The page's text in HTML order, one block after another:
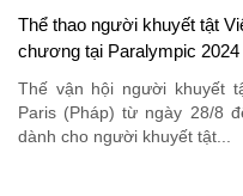
Thể thao người khuyết tật
chương tại Paralympic 2024
Thế vận hội người khuyết
Paris (Pháp) từ ngày 28/8
dành cho người khuyết tật...